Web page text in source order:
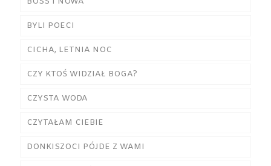
BYLI POECI
CICHA, LETNIA NOC
CZY KTOŚ WIDZIAŁ BOGA?
CZYSTA WODA
CZYTAŁAM CIEBIE
DONKISZOCI PÓJDE Z WAMI